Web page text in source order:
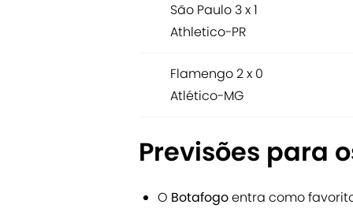
São Paulo 3 x 1
Athletico-PR
Flamengo 2 x 0
Atlético-MG
Previsões para
O Botafogoentra como